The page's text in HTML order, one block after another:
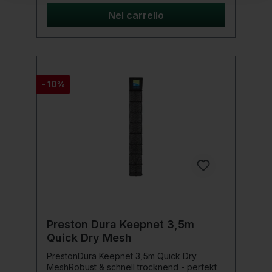
DatenLänge: 3,5 MeterMaterial:
Schnelltrocknendes Carp MeshRahmen:
P0140073EinsatzbereichDas Preston Dura
und passionierte Karpfenangler entwickelt
das strapazierfähige Netzmaterial eignet es
sich ideal für den Fang und die sichere
Nel carrello
- 10%
Preston Dura Keepnet 3,5m
Quick Dry Mesh
PrestonDura Keepnet 3,5m Quick Dry
MeshRobust & schnell trocknend - perfekt